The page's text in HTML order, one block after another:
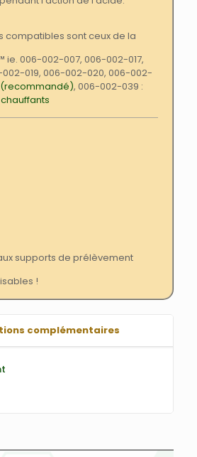
compatibles sont ceux de la
006-002-007, 006-002-017,
019, 006-002-020, 006-002-
, 006-002-039 :
supports de prélèvement
!
complémentaires